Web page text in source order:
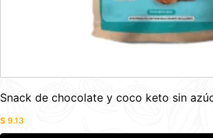
Snack de chocolate y coco keto sin
$ 9.13